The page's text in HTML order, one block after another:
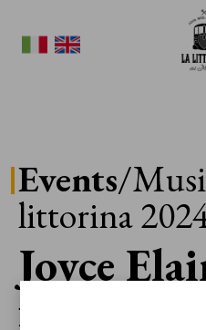
Events/
littorina
Joyce
feat.